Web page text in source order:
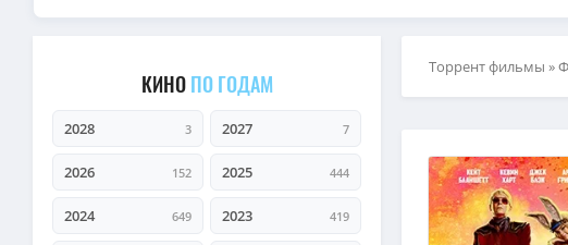
КИНОПО ГОДАМ
2028 3 2027 7
2026 152 2025 444
2024 649 2023 419
Торрент фильмы »